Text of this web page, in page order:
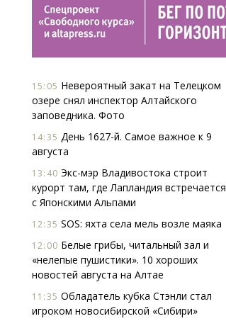
15:05 Невероятный закат на Телецком
озере снял инспектор Алтайского
заповедника. Фото
14:35 День 1627-й. Самое важное к 9
августа
13:40 Экс-мэр Владивостока строит
курорт там, где Лапландия встречается
с Японскими Альпами
12:35 SOS: яхта села мель возле маяка
12:00 Белые грибы, читальный зал и
«нелепые пушистики». 10 хороших
новостей августа на Алтае
11:35 Обладатель кубка Стэнли стал
игроком новосибирской «Сибири»